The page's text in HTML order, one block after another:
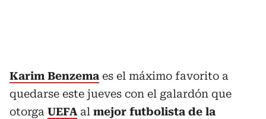
Karim Benzema es el máximo favorito a
quedarse este jueves con el galardón que
otorga UEFA al mejor futbolista de la